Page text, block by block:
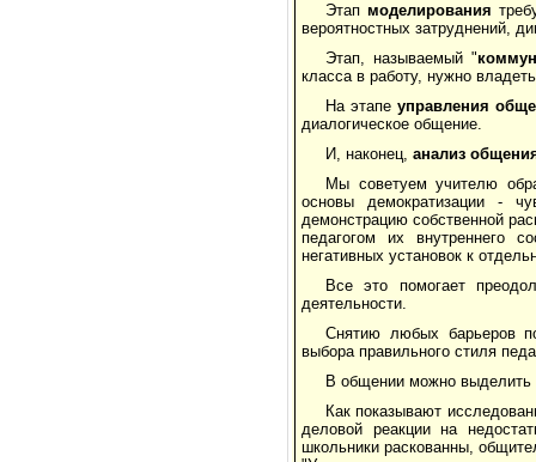
Этап моделирования
вероятностных затруднений,
Этап, называемый "
класса в работу, нужно
На этапе управления
диалогическое общение.
И, наконец, анализ
Мы советуем учителю
основы демократизации -
демонстрацию собственной
педагогом их внутреннего
негативных установок к
Все это помогает
деятельности.
Снятию любых барьеров
выбора правильного стиля
В общении можно выделить
Как показывают
деловой реакции на
школьники раскованны,